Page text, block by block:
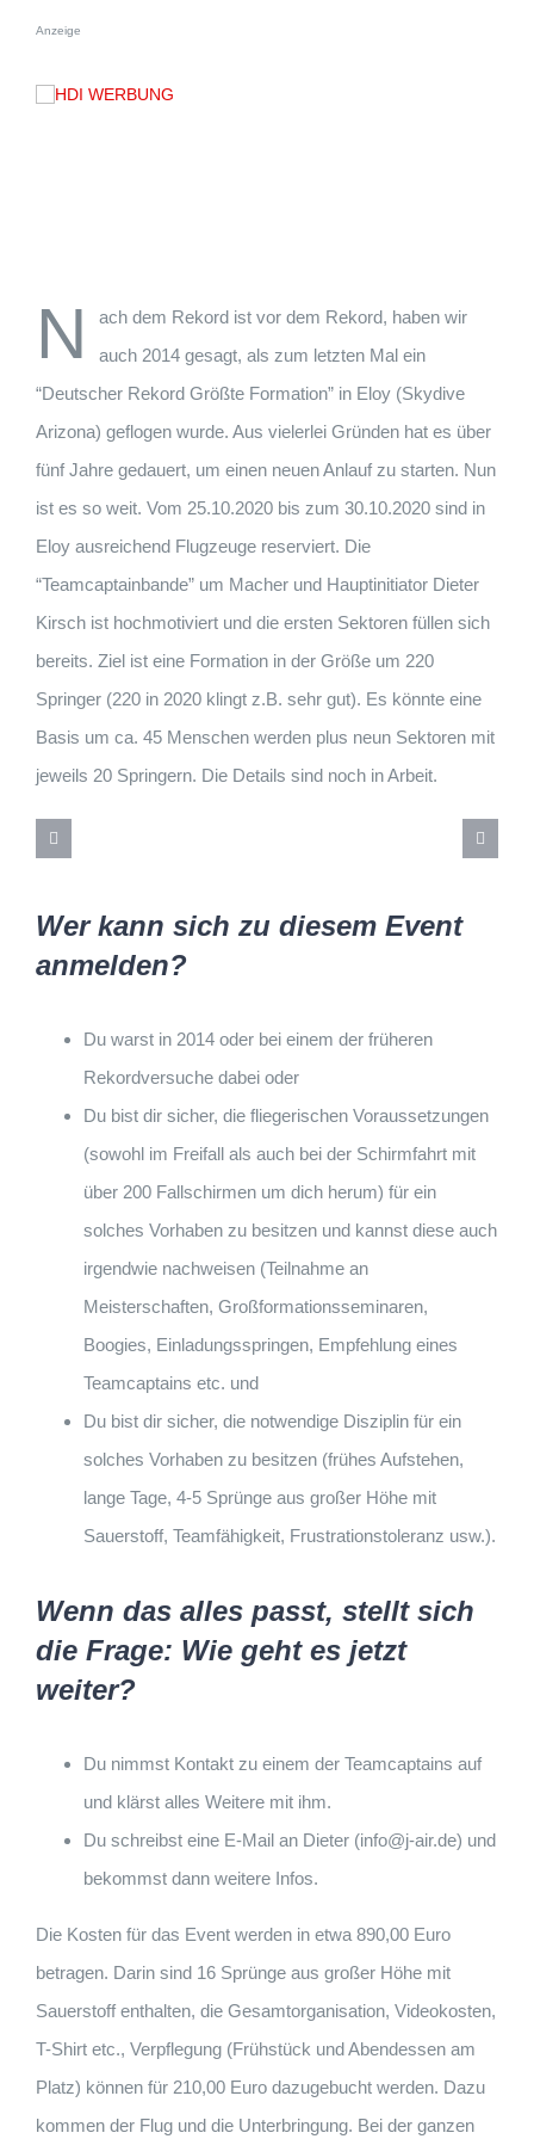
Anzeige
N
ach dem Rekord ist vor dem Rekord, haben wir
auch 2014 gesagt, als zum letzten Mal ein
“Deutscher Rekord Größte Formation” in Eloy (Skydive
Arizona) geflogen wurde. Aus vielerlei Gründen hat es über
fünf Jahre gedauert, um einen neuen Anlauf zu starten. Nun
ist es so weit. Vom 25.10.2020 bis zum 30.10.2020 sind in
Eloy ausreichend Flugzeuge reserviert. Die
“Teamcaptainbande” um Macher und Hauptinitiator Dieter
Kirsch ist hochmotiviert und die ersten Sektoren füllen sich
bereits. Ziel ist eine Formation in der Größe um 220
Springer (220 in 2020 klingt z.B. sehr gut). Es könnte eine
Basis um ca. 45 Menschen werden plus neun Sektoren mit
jeweils 20 Springern. Die Details sind noch in Arbeit.
Wer kann sich zu diesem Event
anmelden?
Du warst in 2014 oder bei einem der früheren
Rekordversuche dabei oder
Du bist dir sicher, die fliegerischen Voraussetzungen
(sowohl im Freifall als auch bei der Schirmfahrt mit
über 200 Fallschirmen um dich herum) für ein
solches Vorhaben zu besitzen und kannst diese auch
irgendwie nachweisen (Teilnahme an
Meisterschaften, Großformationsseminaren,
Boogies, Einladungsspringen, Empfehlung eines
Teamcaptains etc. und
Du bist dir sicher, die notwendige Disziplin für ein
solches Vorhaben zu besitzen (frühes Aufstehen,
lange Tage, 4-5 Sprünge aus großer Höhe mit
Sauerstoff, Teamfähigkeit, Frustrationstoleranz usw.).
Wenn das alles passt, stellt sich
die Frage: Wie geht es jetzt
weiter?
Du nimmst Kontakt zu einem der Teamcaptains auf
und klärst alles Weitere mit ihm.
Du schreibst eine E-Mail an Dieter (info@j-air.de) und
bekommst dann weitere Infos.
Die Kosten für das Event werden in etwa 890,00 Euro
betragen. Darin sind 16 Sprünge aus großer Höhe mit
Sauerstoff enthalten, die Gesamtorganisation, Videokosten,
T-Shirt etc., Verpflegung (Frühstück und Abendessen am
Platz) können für 210,00 Euro dazugebucht werden. Dazu
kommen der Flug und die Unterbringung. Bei der ganzen